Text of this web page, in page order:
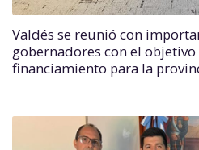
Valdés se reunió con
gobernadores con el
financiamiento para la